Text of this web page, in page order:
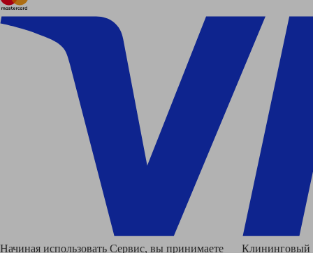
Начиная использовать Сервис, вы принимаете
Клининговый